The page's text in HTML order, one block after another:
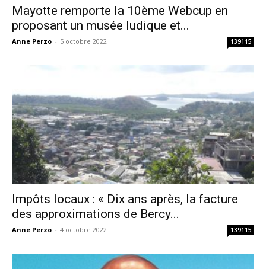
Mayotte remporte la 10ème Webcup en
proposant un musée ludique et...
Anne Perzo - 5 octobre 2022 139115
Impôts locaux : « Dix ans après, la facture
des approximations de Bercy...
Anne Perzo - 4 octobre 2022 139115